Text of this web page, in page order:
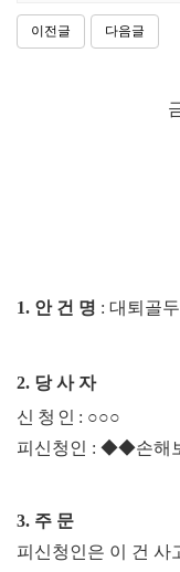
이전글 다음글
1. 안 건 명 : 대퇴골
2. 당 사 자
신 청 인 : ○○○
피신청인 : ◆◆손해
3. 주 문
피신청인은 이 건 사